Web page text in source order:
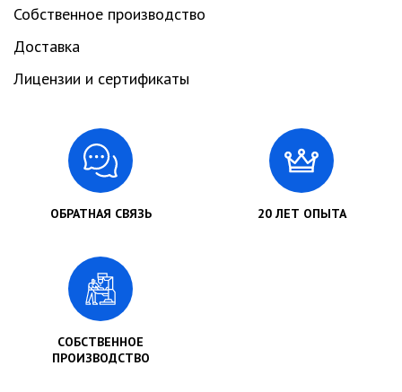
Собственное производство
Доставка
Лицензии и сертификаты
ОБРАТНАЯ СВЯЗЬ 20 ЛЕТ ОПЫТА
СОБСТВЕННОЕ
ПРОИЗВОДСТВО